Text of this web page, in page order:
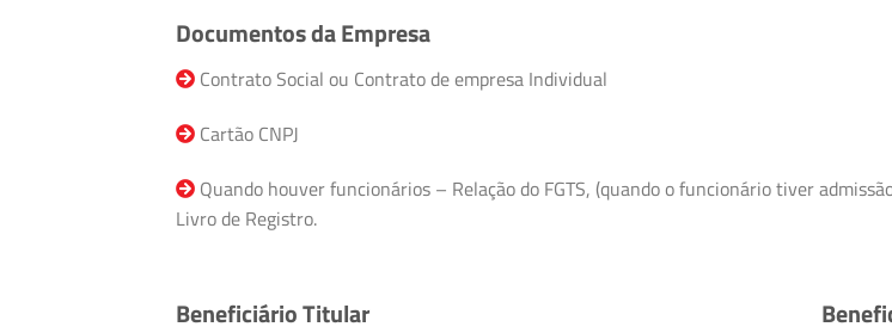
Documentos da Empresa
Contrato Social ou Contrato de empresa Individual
Cartão CNPJ
Quando houver funcionários – Relação do FGTS, (quando o funcionário tiver
Livro de Registro.
Beneficiário Titular